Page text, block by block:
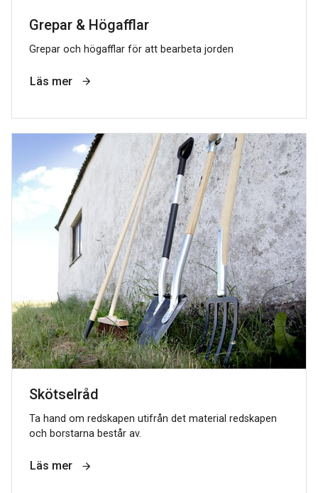
Grepar & Högafflar
Grepar och högafflar för att bearbeta jorden
Läs mer
Skötselråd
Ta hand om redskapen utifrån det material redskapen
och borstarna består av.
Läs mer